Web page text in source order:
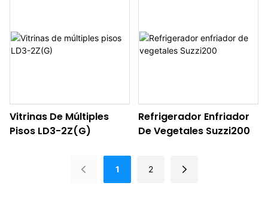
Vitrinas De Múltiples
Pisos LD3-2Z(G)
Refrigerador Enfriador
De Vegetales Suzzi200
1 2